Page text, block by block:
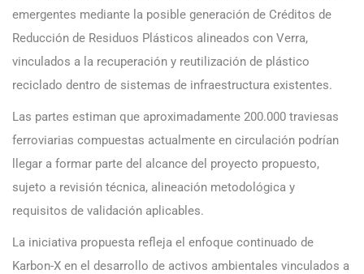
emergentes mediante la posible generación de Créditos de
Reducción de Residuos Plásticos alineados con Verra,
vinculados a la recuperación y reutilización de plástico
reciclado dentro de sistemas de infraestructura existentes.
Las partes estiman que aproximadamente 200.000 traviesas
ferroviarias compuestas actualmente en circulación podrían
llegar a formar parte del alcance del proyecto propuesto,
sujeto a revisión técnica, alineación metodológica y
requisitos de validación aplicables.
La iniciativa propuesta refleja el enfoque continuado de
Karbon-X en el desarrollo de activos ambientales vinculados a